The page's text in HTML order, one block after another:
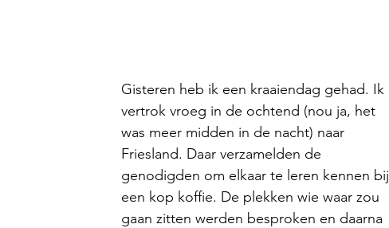
Gisteren heb ik een kraaiendag gehad. Ik
vertrok vroeg in de ochtend (nou ja, het
was meer midden in de nacht) naar
Friesland. Daar verzamelden de
genodigden om elkaar te leren kennen bij
een kop koffie. De plekken wie waar zou
gaan zitten werden besproken en daarna